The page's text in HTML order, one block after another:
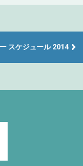
スケジュール 2014